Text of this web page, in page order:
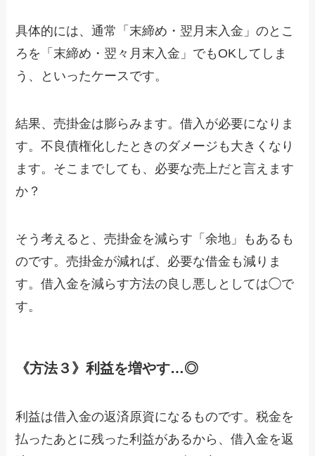
具体的には、通常「末締め・翌月末入金」のとこ
ろを「末締め・翌々月末入金」でもOKしてしま
う、といったケースです。
結果、売掛金は膨らみます。借入が必要になりま
す。不良債権化したときのダメージも大きくなり
ます。そこまでしても、必要な売上だと言えます
か？
そう考えると、売掛金を減らす「余地」もあるも
のです。売掛金が減れば、必要な借金も減りま
す。借入金を減らす方法の良し悪しとしては◯で
す。
《方法３》利益を増やす…◎
利益は借入金の返済原資になるものです。税金を
払ったあとに残った利益があるから、借入金を返